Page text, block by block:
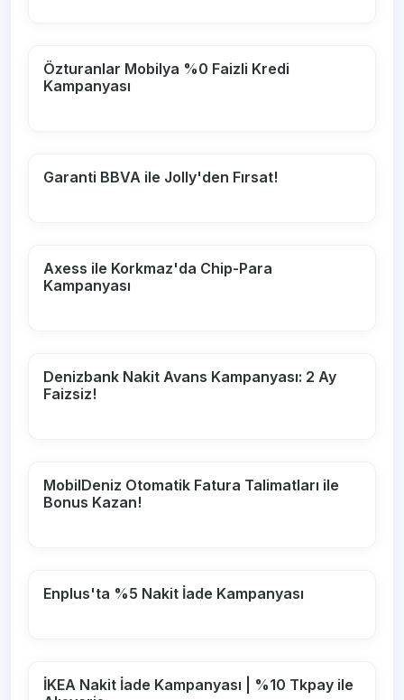
Özturanlar Mobilya %0 Faizli Kredi
Kampanyası
Garanti BBVA ile Jolly'den Fırsat!
Axess ile Korkmaz'da Chip-Para
Kampanyası
Denizbank Nakit Avans Kampanyası: 2 Ay
Faizsiz!
MobilDeniz Otomatik Fatura Talimatları ile
Bonus Kazan!
Enplus'ta %5 Nakit İade Kampanyası
İKEA Nakit İade Kampanyası | %10 Tkpay ile